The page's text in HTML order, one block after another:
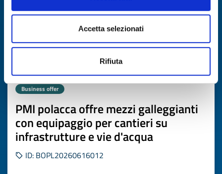
Accetta selezionati
Rifiuta
Business offer
PMI polacca offre mezzi galleggianti
con equipaggio per cantieri su
infrastrutture e vie d'acqua
ID: BOPL20260616012